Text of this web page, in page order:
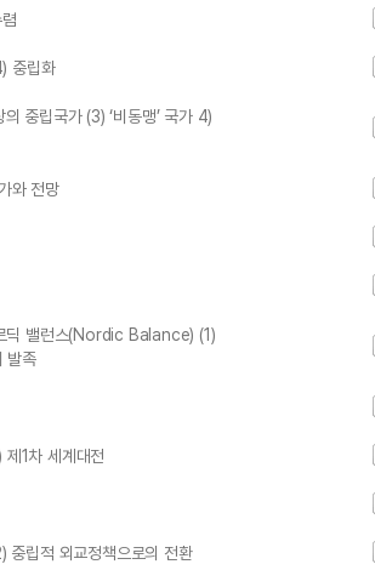
중립화
중립국가 (3) ‘비동맹’ 국가 4)
와 전망
딕 밸런스(Nordic Balance) (1)
발족
1차 세계대전
중립적 외교정책으로의 전환